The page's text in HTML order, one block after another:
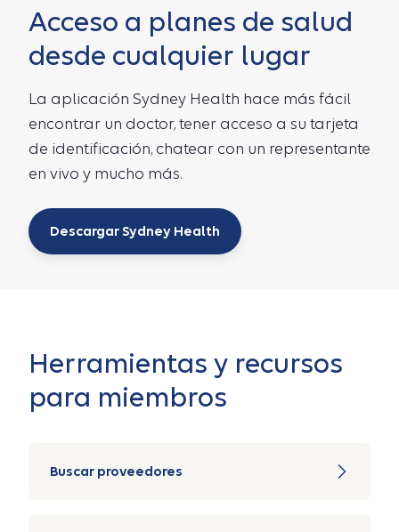
Acceso a planes de salud
desde cualquier lugar
La aplicación Sydney Health hace más fácil
encontrar un doctor, tener acceso a su tarjeta
de identificación, chatear con un representante
en vivo y mucho más.
Descargar Sydney Health
Herramientas y recursos
para miembros
Buscar proveedores